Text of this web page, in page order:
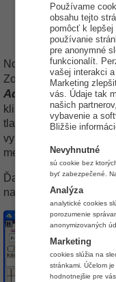
Nový
Novú výdajku je
Zobrazí sa okno
Adresa a stlačte
kliknite na firmu, na
tlačidlo
Vybraťzvolíte
vykonávajú výdajky
medzi jej prevádzkami.
Ďalej vyberte druh
nastaveniach aplikácie.
Používame
obsahu tejto
pomôcť k
používanie
pre anonymné
funkcionalít.
vašej interakci
Marketing
vás. Údaje tak
našich
vybavenie a
Bližšie
Nevyhnutné
sú cookie bez
byť zabezpečené.
Analýza
analytické cookies
porozumenie
anonymizovaných
Marketing
cookies slúžia na
stránkami. Účelom
hodnotnejšie pre